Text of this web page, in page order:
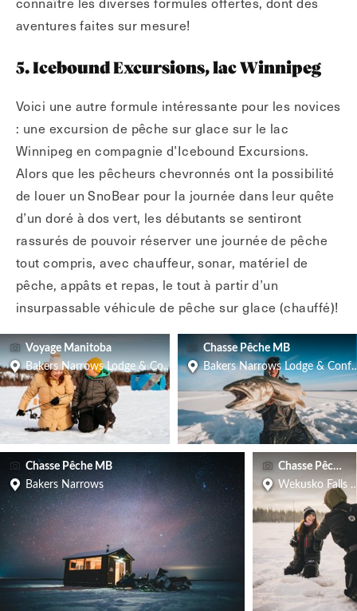
aventures faites sur mesure!
5. Icebound Excursions, lac Winnipeg
Voici une autre formule intéressante pour les novices
: une excursion de pêche sur glace sur le lac
Winnipeg en compagnie d’Icebound Excursions.
Alors que les pêcheurs chevronnés ont la possibilité
de louer un SnoBear pour la journée dans leur quête
d’un doré à dos vert, les débutants se sentiront
rassurés de pouvoir réserver une journée de pêche
tout compris, avec chauffeur, sonar, matériel de
pêche, appâts et repas, le tout à partir d’un
insurpassable véhicule de pêche sur glace (chauffé)!
Voyage Manitoba
Bakers Narrows Lodge & Conference Center
Chasse Pêche MB
Bakers Narrows Lodge &
Chasse Pêche MB
Bakers Narrows
Chasse Pêche
Wekusko Falls